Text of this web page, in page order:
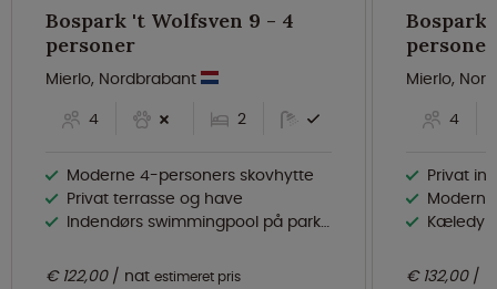
Bospark 't Wolfsven 9 - 4
personer
Mierlo, Nordbrabant
4
2
Moderne 4-personers skovhytte
Privat terrasse og have
Indendørs swimmingpool på parken
€ 122,00 nat estimeret pris
Bospark
personer
Mierlo,
4
Privat
€ 132,00